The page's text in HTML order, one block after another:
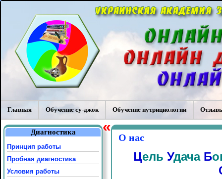
Главная Обучение су-джок Обучение нутрициологии
Диагностика
Принцип работы
Пробная диагностика
Условия работы
«
О нас
Цель Удача Б